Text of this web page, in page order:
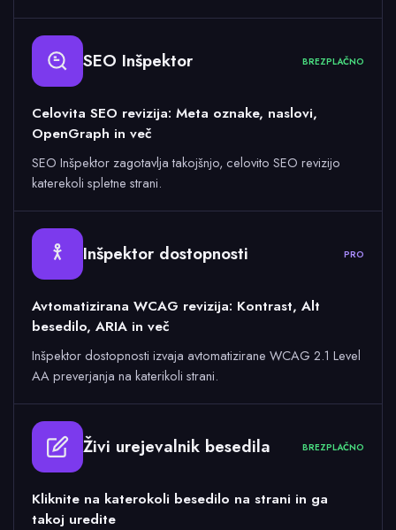
SEO Inšpektor BREZPLAČNO
Celovita SEO revizija: Meta oznake, naslovi,
OpenGraph in več
SEO Inšpektor zagotavlja takojšnjo, celovito SEO revizijo
katerekoli spletne strani.
Inšpektor dostopnosti PRO
Avtomatizirana WCAG revizija: Kontrast, Alt
besedilo, ARIA in več
Inšpektor dostopnosti izvaja avtomatizirane WCAG 2.1 Level
AA preverjanja na katerikoli strani.
Živi urejevalnik besedila BREZPLAČNO
Kliknite na katerokoli besedilo na strani in ga
takoj uredite